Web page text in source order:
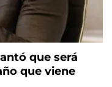
que será
que viene